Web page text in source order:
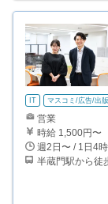
IT マスコミ/広告/出版
営業
時給 1,500円〜
週2日〜 / 1日4